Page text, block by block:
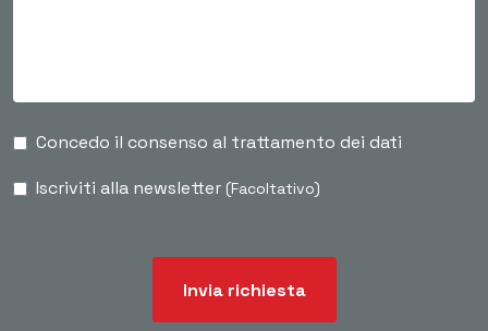
Concedo il consenso al trattamento dei dati
Iscriviti alla newsletter (Facoltativo)
Invia richiesta